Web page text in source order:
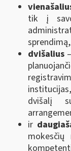
tik į
dvišalius
dvišalį
ir